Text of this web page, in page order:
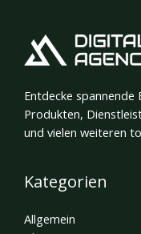
Entdecke spannende
Produkten,
und vielen weiteren
Kategorien
Allgemein